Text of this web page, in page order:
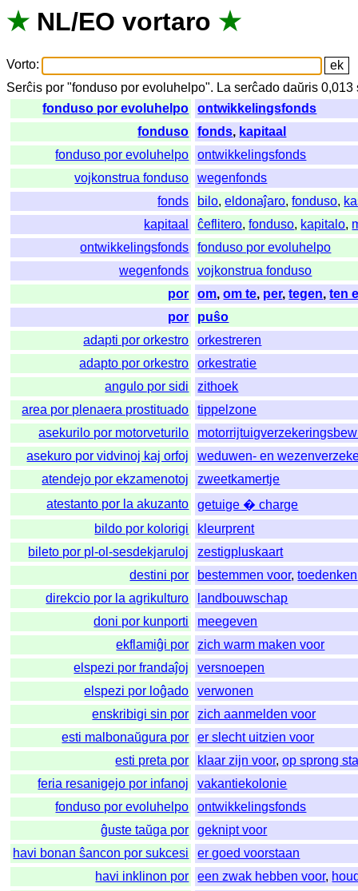
★ NL/EO vortaro ★
Vorto:
Serĉis por "fonduso por evoluhelpo". La serĉado daŭris 0,013
fonduso por evoluhelpo
ontwikkelingsfonds
fonduso
fonds, kapitaal
fonduso por evoluhelpo
ontwikkelingsfonds
vojkonstrua fonduso
wegenfonds
fonds
bilo,eldonaĵaro,fonduso,
kapitaal
ĉeflitero,fonduso, kapitalo,
ontwikkelingsfonds
fonduso por evoluhelpo
wegenfonds
vojkonstrua fonduso
por
om,om te, per,tegen,ten
por
puŝo
adapti por orkestro
orkestreren
adapto por orkestro
orkestratie
angulo por sidi
zithoek
area por plenaera prostituado
tippelzone
asekurilo por motorveturilo
asekuro por vidvinoj kaj orfoj
weduwen- en
atendejo por ekzamenotoj
zweetkamertje
atestanto por la akuzanto
getuige � charge
bildo por kolorigi
kleurprent
bileto por pl-ol-sesdekjaruloj
zestigpluskaart
destini por
bestemmen voor,toedenken
direkcio por la agrikulturo
landbouwschap
doni por kunporti
meegeven
ekflamiĝi por
zich warm maken voor
elspezi por frandaĵoj
versnoepen
elspezi por loĝado
verwonen
enskribigi sin por
zich aanmelden voor
esti malbonaŭgura por
er slecht uitzien voor
esti preta por
klaar zijn voor,op sprong
feria resanigejo por infanoj
vakantiekolonie
fonduso por evoluhelpo
ontwikkelingsfonds
ĝuste taŭga por
geknipt voor
havi bonan ŝancon por sukcesi
er goed voorstaan
havi inklinon por
een zwak hebben voor,